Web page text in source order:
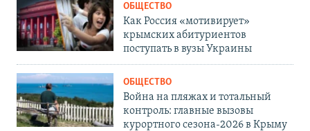
ОБЩЕСТВО
Как Россия «мотивирует»
крымских абитуриентов
поступать в вузы Украины
ОБЩЕСТВО
Война на пляжах и тотальный
контроль: главные вызовы
курортного сезона-2026 в Крыму